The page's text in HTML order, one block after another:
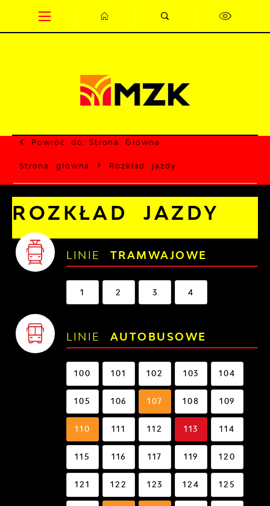
Przejdź do menu.
Przejdź do wyszukiwarki.
Przejdź do treści.
Przejdź do ustawień wielkości czcionki.
Wyłącz wersję kontrastową strony.
Powróć do: Strona Główna
Strona główna Rozkład jazdy
ROZKŁAD JAZDY
LINIE TRAMWAJOWE
1 2 3 4
LINIE AUTOBUSOWE
100 101 102 103 104
105 106 107 108 109
110 111 112 113 114
115 116 117 119 120
121 122 123 124 125